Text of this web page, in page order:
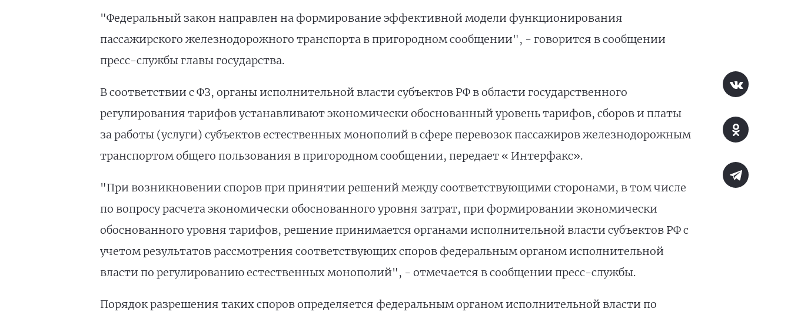
"Федеральный закон направлен на формирование эффективной модели функционирования
пассажирского железнодорожного транспорта в пригородном сообщении", - говорится в сообщении
пресс-службы главы государства.
В соответствии с ФЗ, органы исполнительной власти субъектов РФ в области государственного
регулирования тарифов устанавливают экономически обоснованный уровень тарифов, сборов и платы
за работы (услуги) субъектов естественных монополий в сфере перевозок пассажиров железнодорожным
транспортом общего пользования в пригородном сообщении, передает « Интерфакс».
"При возникновении споров при принятии решений между соответствующими сторонами, в том числе
по вопросу расчета экономически обоснованного уровня затрат, при формировании экономически
обоснованного уровня тарифов, решение принимается органами исполнительной власти субъектов РФ с
учетом результатов рассмотрения соответствующих споров федеральным органом исполнительной
власти по регулированию естественных монополий", - отмечается в сообщении пресс-службы.
Порядок разрешения таких споров определяется федеральным органом исполнительной власти по